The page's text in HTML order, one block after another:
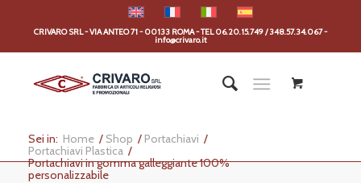
CRIVARO SRL - VIA ANTEO 71 - 00133 ROMA - TEL 06.20.15.749 / 348.57.34.067 -
info@crivaro.it
Sei in: Home / Shop / Portachiavi /
Portachiavi Plastica /
Portachiavi in gomma galleggiante 100%
personalizzabile